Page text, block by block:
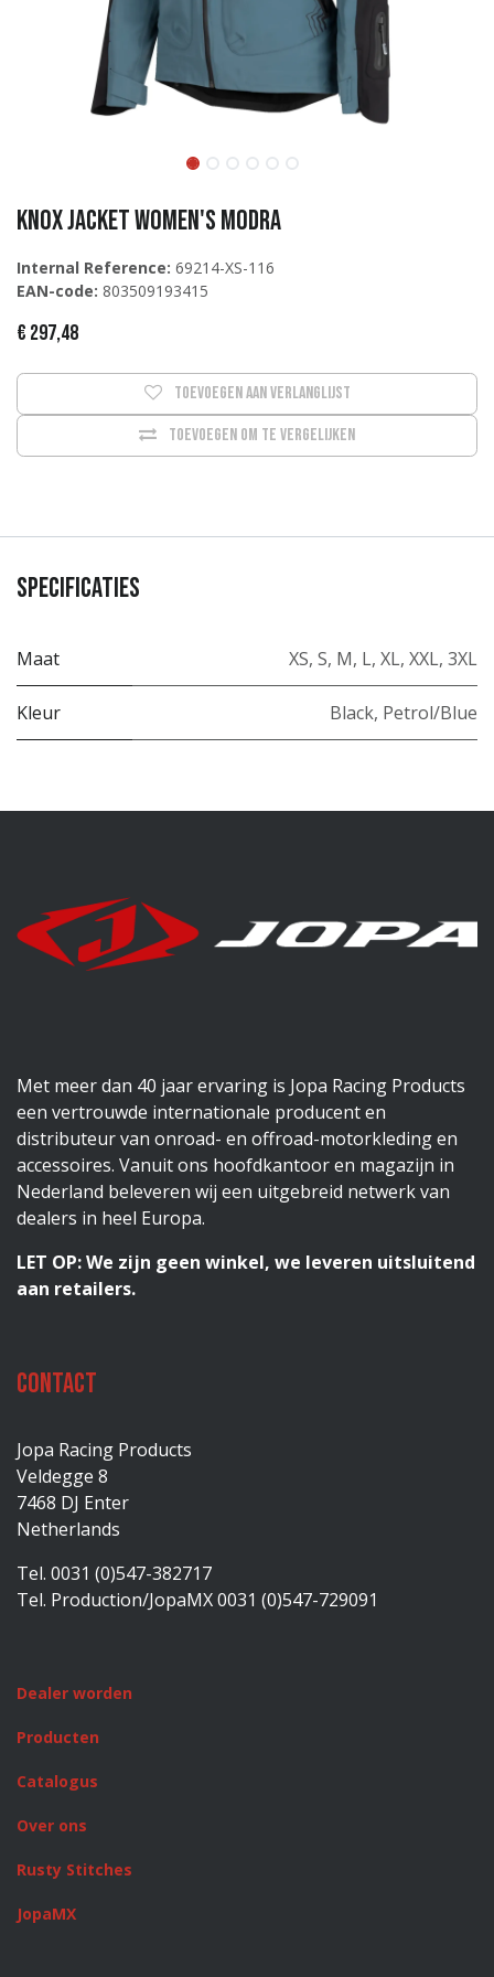
Knox Jacket Women's Modra
Internal Reference: 69214-XS-116
EAN-code: 803509193415
€ 297,48
Toevoegen om te vergelijken
Toevoegen aan verlanglijst
Specificaties
Maat XS, S, M, L, XL, XXL, 3XL
Kleur Black, Petrol/Blue
Met meer dan 40 jaar ervaring is Jopa Racing Products
een vertrouwde internationale producent en
distributeur van onroad- en offroad-motorkleding en
accessoires. Vanuit ons hoofdkantoor en magazijn in
Nederland beleveren wij een uitgebreid netwerk van
dealers in heel Europa.
LET OP: We zijn geen winkel, we leveren uitsluitend
aan retailers.
Contact
Jopa Racing Products
Veldegge 8
7468 DJ Enter
Netherlands
Tel. 0031 (0)547-382717
Tel. Production/JopaMX 0031 (0)547-729091
Dealer worden
Producten
Catalogus
Over ons
Rusty Stitches
JopaMX